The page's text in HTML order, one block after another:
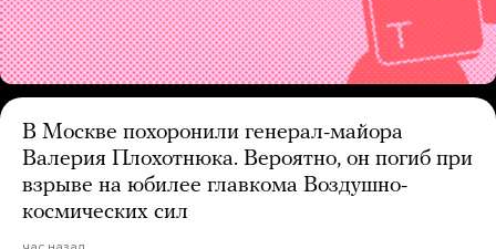
В Москве похоронили генерал-майора
Валерия Плохотнюка. Вероятно, он погиб при
взрыве на юбилее главкома Воздушно-
космических сил